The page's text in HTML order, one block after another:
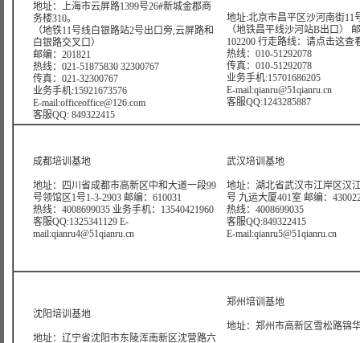
地址：上海市云屏路1399号26#新城金郡商
务楼310。
（地铁11号线白银路站2号出口旁,云屏路和
白银路交叉口）
邮编：201821
热线：021-51875830 32300767
传真：021-32300767
业务手机:15921673576
E-mail:officeoffice@126.com
客服QQ: 849322415
地址:北京市昌平区沙河南街11
（地铁昌平线沙河站B出口）
102200 行走路线： 请点击这查
热线：010-51292078
传真：010-51292078
业务手机:15701686205
E-mail:qianru@51qianru.cn
客服QQ:1243285887
成都培训基地
地址：四川省成都市高新区中和大道一段99
号领馆区1号1-3-2903 邮编：610031
热线：4008699035 业务手机：13540421960
客服QQ:1325341129 E-
mail:qianru4@51qianru.cn
武汉培训基地
地址：湖北省武汉市江岸区汉
号 九运大厦401室 邮编：
热线：4008699035
客服QQ:849322415
E-mail:qianru5@51qianru.cn
沈阳培训基地
地址：辽宁省沈阳市东陵浑南新区沈营路六
郑州培训基地
地址：郑州市高新区雪松路锦